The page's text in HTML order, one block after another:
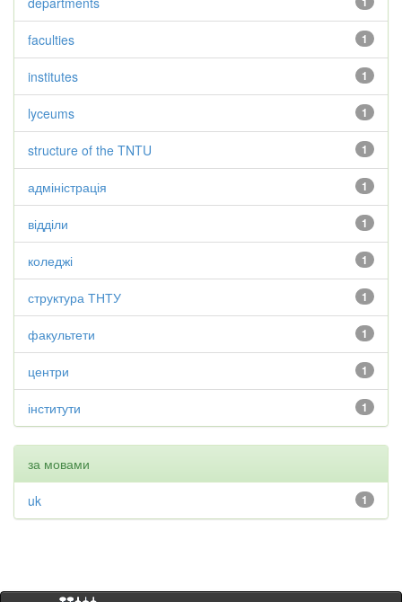
1
faculties
1
institutes
1
lyceums
1
structure of the TNTU
1
адміністрація
1
відділи
1
коледжі
1
структура ТНТУ
1
факультети
1
центри
1
інститути
за мовами
1
uk